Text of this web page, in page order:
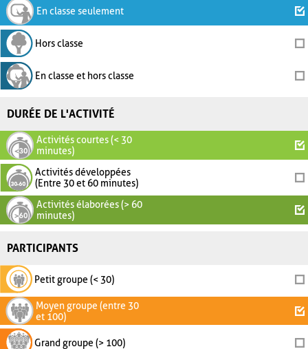
En classe seulement
Hors classe
En classe et hors classe
DURÉE DE L'ACTIVITÉ
Activités courtes (< 30
minutes)
Activités développées
(Entre 30 et 60 minutes)
Activités élaborées (> 60
minutes)
PARTICIPANTS
Petit groupe (< 30)
Moyen groupe (entre 30
et 100)
Grand groupe (> 100)